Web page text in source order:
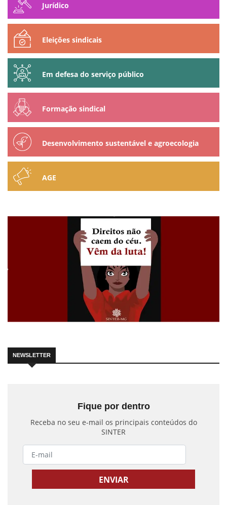
Jurídico
Eleições sindicais
Em defesa do serviço público
Formação sindical
Desenvolvimento sustentável e agroecologia
AGE
NEWSLETTER
Fique por dentro
Receba no seu e-mail os principais conteúdos do
SINTER